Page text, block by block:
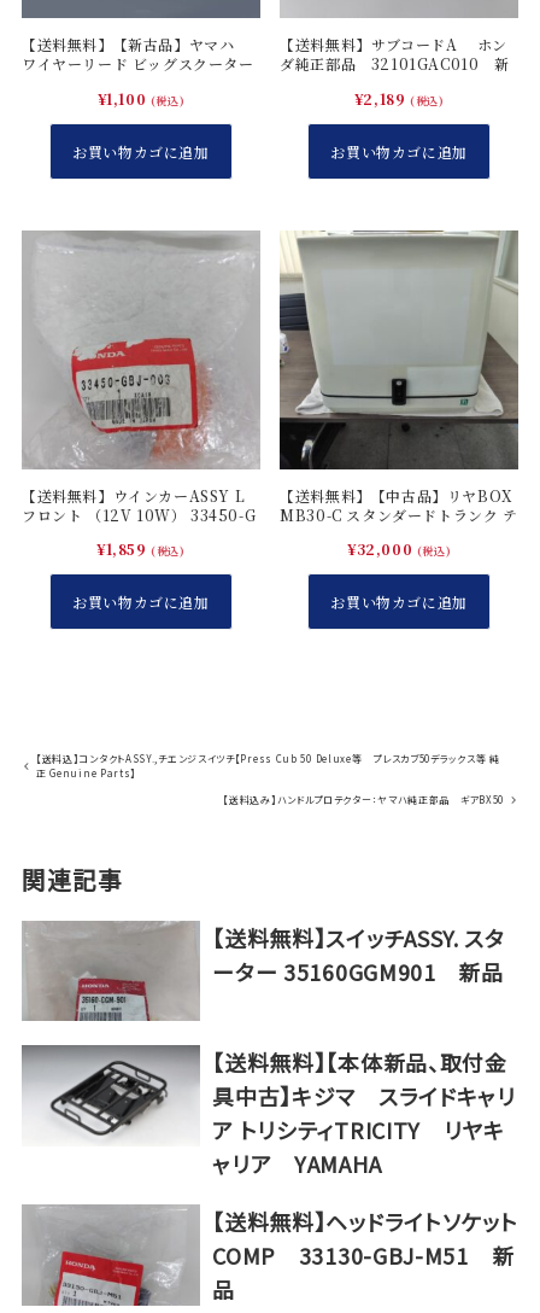
ッ
パ
5
0
【送料無料】【新古品】ヤマハ
ワイヤーリード ビッグスクーター
¥1,100 (税込)
お買い物カゴに追加
【送料無料】サブコードA ホン
ダ純正部品 32101GAC010 新
¥2,189 (税込)
お買い物カゴに追加
【送料無料】ウインカーASSY L
フロント （12V 10W） 33450-G
¥1,859 (税込)
お買い物カゴに追加
【送料無料】【中古品】リヤBOX
MB30-C スタンダードトランク テ
¥32,000 (税込)
お買い物カゴに追加
【送料込】コンタクトASSY.,チエンジスイツチ【Press Cub 50 Deluxe等 プレスカブ50デラックス等 純
正 Genuine Parts】
【送料込み】ハンドルプロテクター：ヤマハ純正部品 ギアBX50
関連記事
【送料無料】スイッチASSY. スタ
ーター 35160GGM901 新品
【送料無料】【本体新品、取付金
具中古】キジマ スライドキャリ
ア トリシティTRICITY リヤキ
ャリア YAMAHA
【送料無料】ヘッドライトソケット
COMP 33130-GBJ-M51 新
品